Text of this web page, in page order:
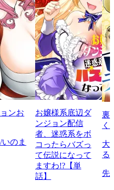
ンお
のま
お嬢様系底辺ダ
ンジョン配信
者、迷惑系をボ
コったらバズっ
て伝説になって
ますわ!?【単
話】
裏
く
大
る
先